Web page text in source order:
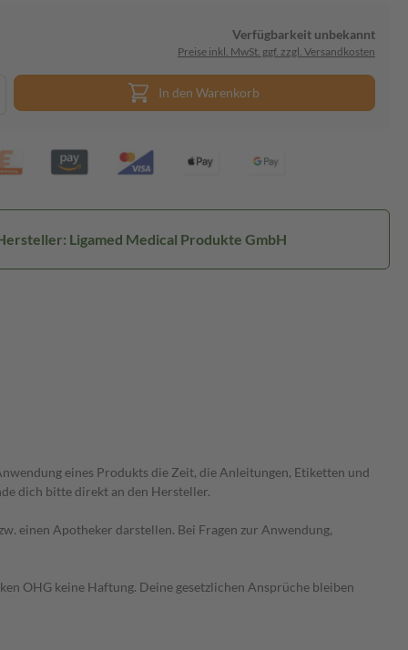
Verfügbarkeit unbekannt
Preise inkl. MwSt. ggf. zzgl. Versandkosten
In den Warenkorb
Ligamed Medical Produkte GmbH
eines Produkts die Zeit, die Anleitungen, Etiketten und
dich bitte direkt an den Hersteller.
einen Apotheker darstellen. Bei Fragen zur Anwendung,
OHG keine Haftung. Deine gesetzlichen Ansprüche bleiben